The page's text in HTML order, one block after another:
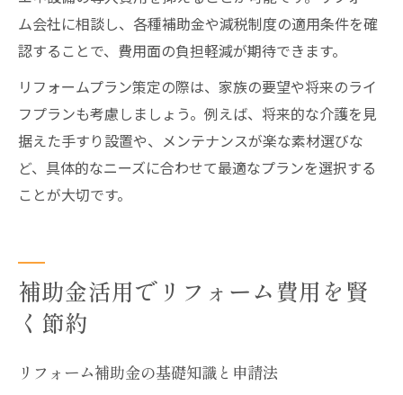
ム会社に相談し、各種補助金や減税制度の適用条件を確
認することで、費用面の負担軽減が期待できます。
リフォームプラン策定の際は、家族の要望や将来のライ
フプランも考慮しましょう。例えば、将来的な介護を見
据えた手すり設置や、メンテナンスが楽な素材選びな
ど、具体的なニーズに合わせて最適なプランを選択する
ことが大切です。
補助金活用でリフォーム費用を賢
く節約
リフォーム補助金の基礎知識と申請法